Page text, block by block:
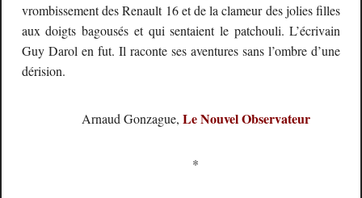
vrombissement des Renault 16 et de la clameur des jolies filles
aux doigts bagousés et qui sentaient le patchouli. L’écrivain
Guy Darol en fut. Il raconte ses aventures sans l’ombre d’une
dérision.
Arnaud Gonzague, Le Nouvel Observateur
*